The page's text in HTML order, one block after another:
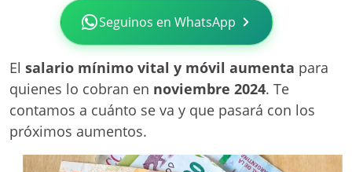
Seguinos en WhatsApp
El salario mínimo vital y móvil aumenta para
quienes lo cobran en noviembre 2024. Te
contamos a cuánto se va y que pasará con los
próximos aumentos.